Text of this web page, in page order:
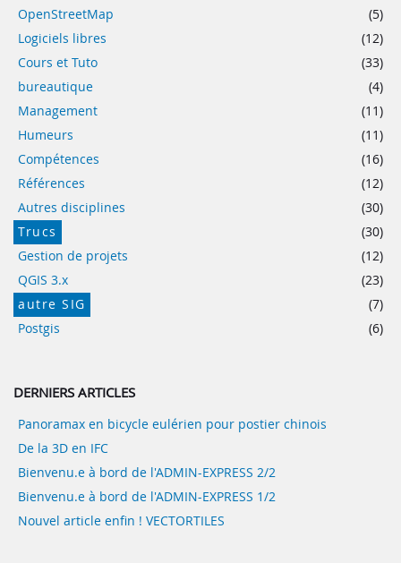
OpenStreetMap
(5)
Logiciels libres
(12)
Cours et Tuto
(33)
bureautique
(4)
Management
(11)
Humeurs
(11)
Compétences
(16)
Références
(12)
Autres disciplines
(30)
Trucs
(30)
Gestion de projets
(12)
QGIS 3.x
(23)
autre SIG
(7)
Postgis
(6)
DERNIERS ARTICLES
Panoramax en bicycle eulérien pour postier chinois
De la 3D en IFC
Bienvenu.e à bord de l'ADMIN-EXPRESS 2/2
Bienvenu.e à bord de l'ADMIN-EXPRESS 1/2
Nouvel article enfin ! VECTORTILES